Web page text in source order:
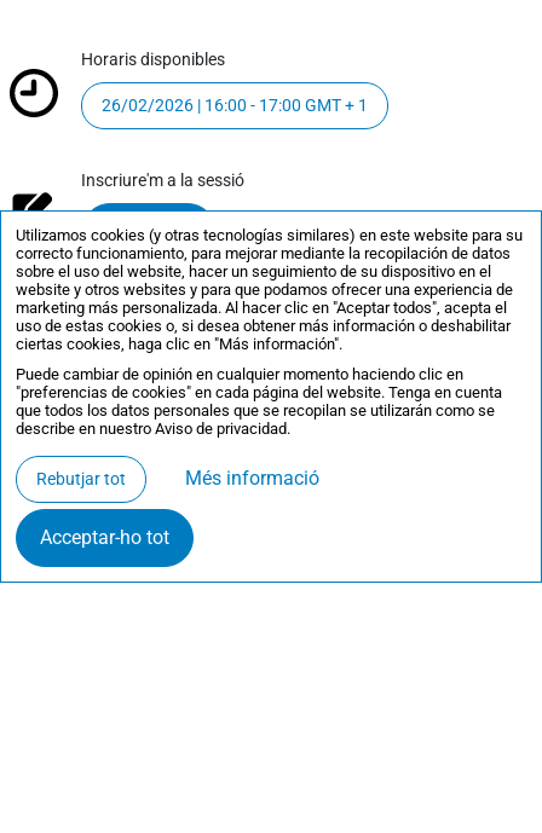
Horaris disponibles
26/02/2026 | 16:00 - 17:00 GMT + 1
Inscriure'm a la sessió
Inscriu-t’hi
Utilizamos cookies (y otras tecnologías similares) en este website para su
correcto funcionamiento, para mejorar mediante la recopilación de datos
sobre el uso del website, hacer un seguimiento de su dispositivo en el
website y otros websites y para que podamos ofrecer una experiencia de
marketing más personalizada. Al hacer clic en "Aceptar todos", acepta el
uso de estas cookies o, si desea obtener más información o deshabilitar
ciertas cookies, haga clic en "Más información".
Puede cambiar de opinión en cualquier momento haciendo clic en
"preferencias de cookies" en cada página del website. Tenga en cuenta
que todos los datos personales que se recopilan se utilizarán como se
describe en nuestro Aviso de privacidad.
Rebutjar tot Més informació
Acceptar-ho tot